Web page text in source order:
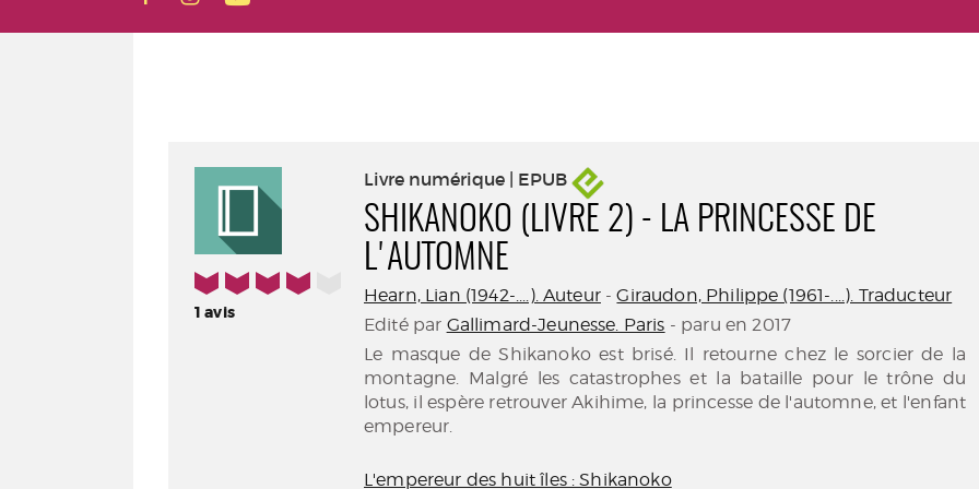
4/5
1avis
Livre numérique | EPUB
SHIKANOKO (LIVRE 2) - LA PRINCESSE DE
L'AUTOMNE
Hearn, Lian (1942-....). Auteur-Giraudon, Philippe (1961-....). Traducteur
Edité par Gallimard-Jeunesse. Paris - paru en 2017
Le masque de Shikanoko est brisé. Il retourne chez le sorcier de la
montagne. Malgré les catastrophes et la bataille pour le trône du
lotus, il espère retrouver Akihime, la princesse de l'automne, et l'enfant
empereur.
L'empereur des huit îles : Shikanoko